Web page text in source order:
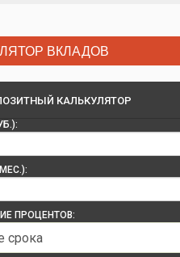
ВКЛАДОВ
КАЛЬКУЛЯТОР
ПРОЦЕНТОВ: